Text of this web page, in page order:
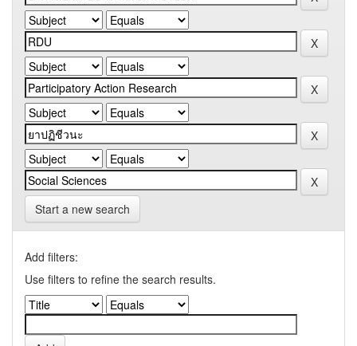
Start a new search
Add filters:
Use filters to refine the search results.